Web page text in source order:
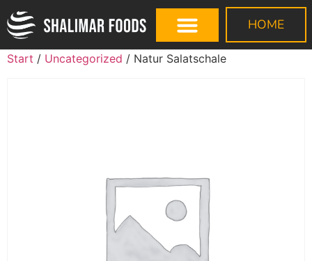
HOME
Start / Uncategorized / Natur Salatschale